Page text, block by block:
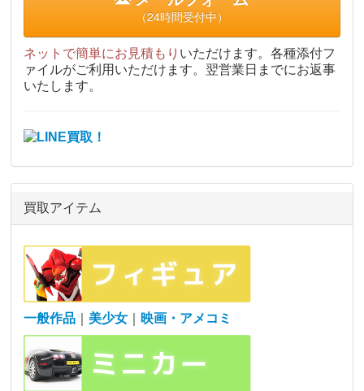
（24時間受付中）
ネットで簡単にお見積もり いただけます。各種添付フ
ァイルがご利用いただけます。翌営業日までにお返事
いたします。
買取アイテム
一般作品 美少女 映画・アメコミ